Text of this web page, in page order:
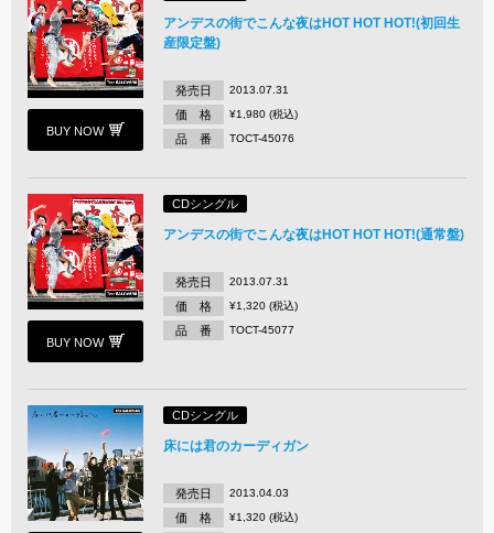
BUY NOW
アンデスの街でこんな夜はHOT HOT HOT!(初回生
産限定盤)
発売日 2013.07.31
価 格 ¥1,980 (税込)
品 番 TOCT-45076
BUY NOW
CDシングル
アンデスの街でこんな夜はHOT HOT HOT!(通常盤)
発売日 2013.07.31
価 格 ¥1,320 (税込)
品 番 TOCT-45077
CDシングル
床には君のカーディガン
発売日 2013.04.03
価 格 ¥1,320 (税込)